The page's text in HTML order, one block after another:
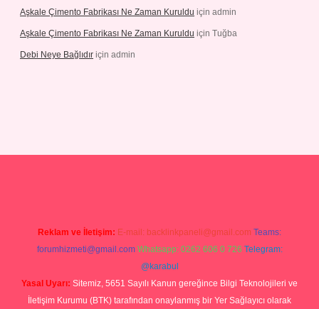
Aşkale Çimento Fabrikası Ne Zaman Kuruldu için admin
Aşkale Çimento Fabrikası Ne Zaman Kuruldu için Tuğba
Debi Neye Bağlıdır için admin
Reklam ve İletişim: E-mail: backlinkpaneli@gmail.com Teams:
forumhizmeti@gmail.com Whatsapp: 0262 606 0 726 Telegram:
@karabul
Yasal Uyarı: Sitemiz, 5651 Sayılı Kanun gereğince Bilgi Teknolojileri ve
İletişim Kurumu (BTK) tarafından onaylanmış bir Yer Sağlayıcı olarak